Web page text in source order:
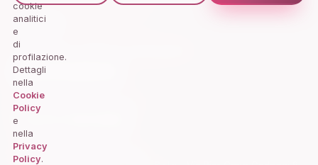
Contatti
Prenotazioni · Numero verde gratuito
800 22 66 26
Aziende e Amministrazioni
+39 347 830 5930
imprese@clinicamobile.org
cookie
analitici
e
di
profilazione.
Dettagli
nella
Cookie
Policy
e
nella
Privacy
Policy.